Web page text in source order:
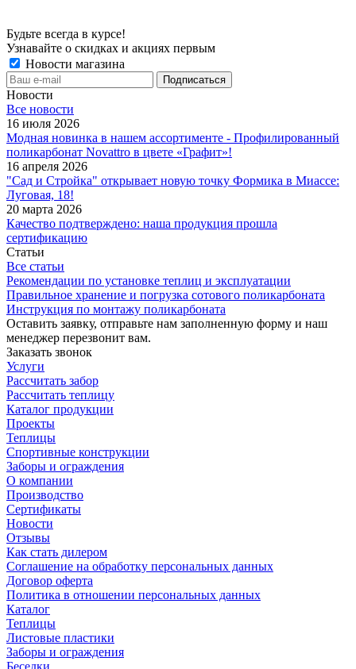
Будьте всегда в курсе!
Узнавайте о скидках и акциях первым
Новости магазина
Новости
Все новости
16 июля 2026
Модная новинка в нашем ассортименте - Профилированный
поликарбонат Novattro в цвете «Графит»!
16 апреля 2026
"Сад и Стройка" открывает новую точку Формика в Миассе:
Луговая, 18!
20 марта 2026
Качество подтверждено: наша продукция прошла
сертификацию
Статьи
Все статьи
Рекомендации по установке теплиц и эксплуатации
Правильное хранение и погрузка сотового поликарбоната
Инструкция по монтажу поликарбоната
Оставить заявку, отправьте нам заполненную форму и наш
менеджер перезвонит вам.
Заказать звонок
Услуги
Рассчитать забор
Рассчитать теплицу
Каталог продукции
Проекты
Теплицы
Спортивные конструкции
Заборы и ограждения
О компании
Производство
Сертификаты
Новости
Отзывы
Как стать дилером
Соглашение на обработку персональных данных
Договор оферта
Политика в отношении персональных данных
Каталог
Теплицы
Листовые пластики
Заборы и ограждения
Беседки